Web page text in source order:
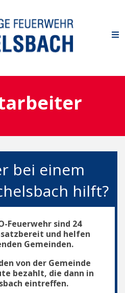
bei einem
hilft?
Feuerwehr sind 24
und helfen
Gemeinden.
von der Gemeinde
bezahlt, die dann in
eintreffen.